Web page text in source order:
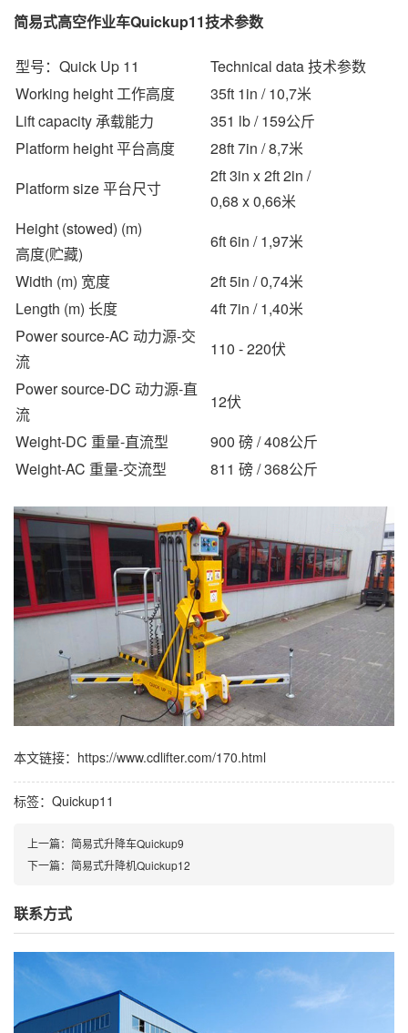
简易式高空作业车Quickup11技术参数
型号：Quick Up 11
Technical data 技术参数
Working height 工作高度
35ft 1in / 10,7米
Lift capacity 承载能力
351 lb / 159公斤
Platform height 平台高度
28ft 7in / 8,7米
Platform size 平台尺寸
2ft 3in x 2ft 2in /
0,68 x 0,66米
Height (stowed) (m)
高度(贮藏)
6ft 6in / 1,97米
Width (m) 宽度
2ft 5in / 0,74米
Length (m) 长度
4ft 7in / 1,40米
Power source-AC 动力源-交
流
110 - 220伏
Power source-DC 动力源-直
流
12伏
Weight-DC 重量-直流型
900 磅 / 408公斤
Weight-AC 重量-交流型
811 磅 / 368公斤
本文链接：https://www.cdlifter.com/170.html
标签： Quickup11
上一篇： 简易式升降车Quickup9
下一篇： 简易式升降机Quickup12
联系方式